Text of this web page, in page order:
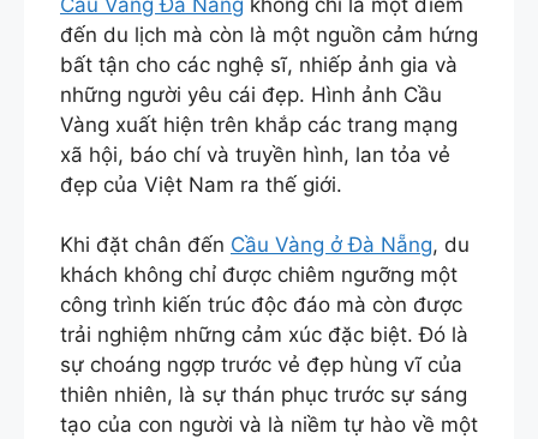
đến du lịch mà còn là một nguồn cảm hứng
bất tận cho các nghệ sĩ, nhiếp ảnh gia và
những người yêu cái đẹp. Hình ảnh Cầu
Vàng xuất hiện trên khắp các trang mạng
xã hội, báo chí và truyền hình, lan tỏa vẻ
đẹp của Việt Nam ra thế giới.
Khi đặt chân đến Cầu Vàng ở Đà Nẵng, du
khách không chỉ được chiêm ngưỡng một
công trình kiến trúc độc đáo mà còn được
trải nghiệm những cảm xúc đặc biệt. Đó là
sự choáng ngợp trước vẻ đẹp hùng vĩ của
thiên nhiên, là sự thán phục trước sự sáng
tạo của con người và là niềm tự hào về một